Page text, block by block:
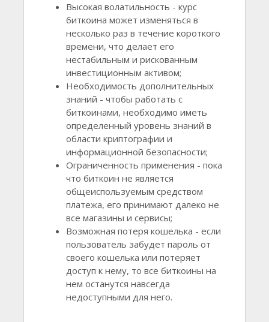
Высокая волатильность - курс
биткоина может изменяться в
несколько раз в течение короткого
времени, что делает его
нестабильным и рискованным
инвестиционным активом;
Необходимость дополнительных
знаний - чтобы работать с
биткоинами, необходимо иметь
определенный уровень знаний в
области криптографии и
информационной безопасности;
Ограниченность применения - пока
что биткоин не является
общеиспользуемым средством
платежа, его принимают далеко не
все магазины и сервисы;
Возможная потеря кошелька - если
пользователь забудет пароль от
своего кошелька или потеряет
доступ к нему, то все биткоины на
нем останутся навсегда
недоступными для него.